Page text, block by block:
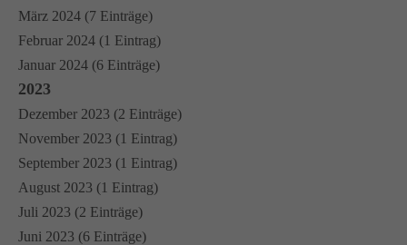
März 2024 (7 Einträge)
Februar 2024 (1 Eintrag)
Januar 2024 (6 Einträge)
2023
Dezember 2023 (2 Einträge)
November 2023 (1 Eintrag)
September 2023 (1 Eintrag)
August 2023 (1 Eintrag)
Juli 2023 (2 Einträge)
Juni 2023 (6 Einträge)